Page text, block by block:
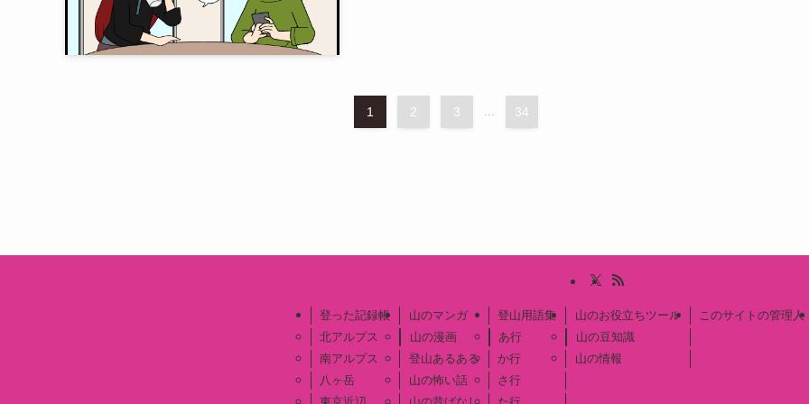
1 2 3 34
登った記録帳
北アルプス
南アルプス
八ヶ岳
山のマンガ
山の漫画
登山あるある
山の怖い話
登山用語集
あ行
か行
さ行
山のお役立ちツール
山の豆知識
山の情報
このサイトの管理人